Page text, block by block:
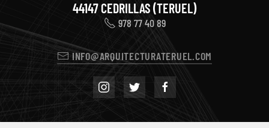
44147 CEDRILLAS (TERUEL)
978 77 40 89
INFO@ARQUITECTURATERUEL.COM